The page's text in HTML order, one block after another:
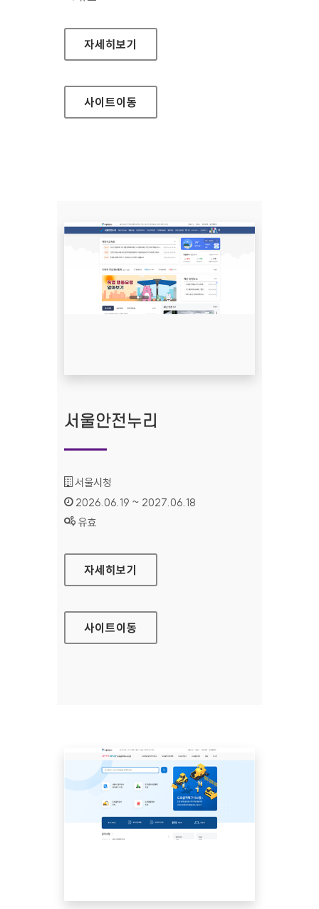
(사)한국장애인단체총연합회 한국정보접근성인
자세히보기
사이트이동
서울안전누리
기관명 :
서울시청
인증기간 :
2026.06.19 ~ 2027.06.18
상태 :
유효
서울안전누리
자세히보기
사이트이동